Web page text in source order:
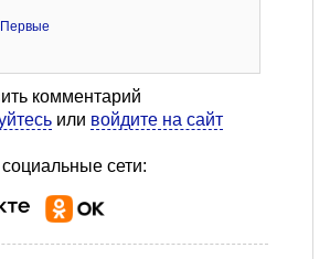
Первые
комментарий
или войдите на сайт
сети: